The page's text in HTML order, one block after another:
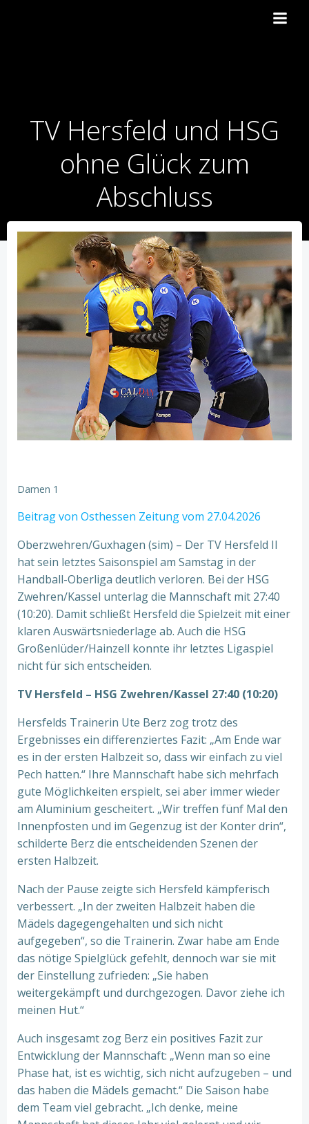
TV Hersfeld und HSG
ohne Glück zum
Abschluss
Damen 1
Beitrag von Osthessen Zeitung vom 27.04.2026
Oberzwehren/Guxhagen (sim) – Der TV Hersfeld II
hat sein letztes Saisonspiel am Samstag in der
Handball-Oberliga deutlich verloren. Bei der HSG
Zwehren/Kassel unterlag die Mannschaft mit 27:40
(10:20). Damit schließt Hersfeld die Spielzeit mit einer
klaren Auswärtsniederlage ab. Auch die HSG
Großenlüder/Hainzell konnte ihr letztes Ligaspiel
nicht für sich entscheiden.
TV Hersfeld – HSG Zwehren/Kassel 27:40 (10:20)
Hersfelds Trainerin Ute Berz zog trotz des
Ergebnisses ein differenziertes Fazit: „Am Ende war
es in der ersten Halbzeit so, dass wir einfach zu viel
Pech hatten.“ Ihre Mannschaft habe sich mehrfach
gute Möglichkeiten erspielt, sei aber immer wieder
am Aluminium gescheitert. „Wir treffen fünf Mal den
Innenpfosten und im Gegenzug ist der Konter drin“,
schilderte Berz die entscheidenden Szenen der
ersten Halbzeit.
Nach der Pause zeigte sich Hersfeld kämpferisch
verbessert. „In der zweiten Halbzeit haben die
Mädels dagegengehalten und sich nicht
aufgegeben“, so die Trainerin. Zwar habe am Ende
das nötige Spielglück gefehlt, dennoch war sie mit
der Einstellung zufrieden: „Sie haben
weitergekämpft und durchgezogen. Davor ziehe ich
meinen Hut.“
Auch insgesamt zog Berz ein positives Fazit zur
Entwicklung der Mannschaft: „Wenn man so eine
Phase hat, ist es wichtig, sich nicht aufzugeben – und
das haben die Mädels gemacht.“ Die Saison habe
dem Team viel gebracht. „Ich denke, meine